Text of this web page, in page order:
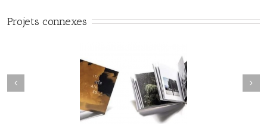
Projets connexes
/ Collectif /
Éditions Loco
Seamus Heaney / Poèmes de
la tourbe / Revue Ce qui